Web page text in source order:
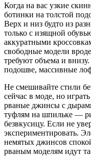
Когда на вас узкие
ботинки на толстой
Верх и низ будто из
только с изящной
аккуратными
свободные модели
требуют объема и
подошве, массивные
Не смешивайте стили
сейчас в моде, но
рваные джинсы с
туфлям на шпильке —
безвкусицу. Если не
экспериментировать.
немятых джинсов
рваным моделям идут